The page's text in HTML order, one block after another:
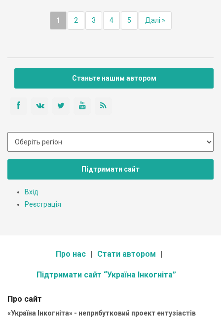
1 2 3 4 5 Далі »
Станьте нашим автором
Підтримати сайт
Вхід
Реєстрація
Про нас Стати автором
Підтримати сайт “Україна Інкогніта”
Про сайт
«Україна Інкогніта» - неприбутковий проект ентузіастів